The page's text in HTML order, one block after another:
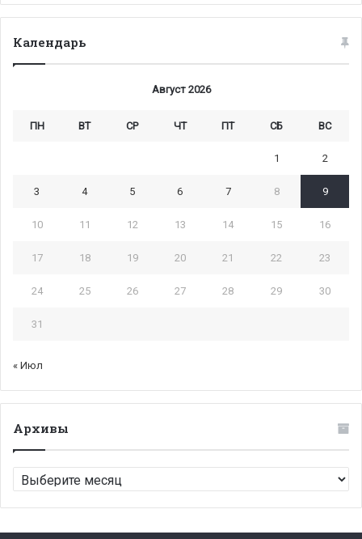
Календарь
Август 2026
ПН ВТ СР ЧТ ПТ СБ ВС
1 2
3 4 5 6 7 8 9
10 11 12 13 14 15 16
17 18 19 20 21 22 23
24 25 26 27 28 29 30
31
« Июл
Архивы
Архивы